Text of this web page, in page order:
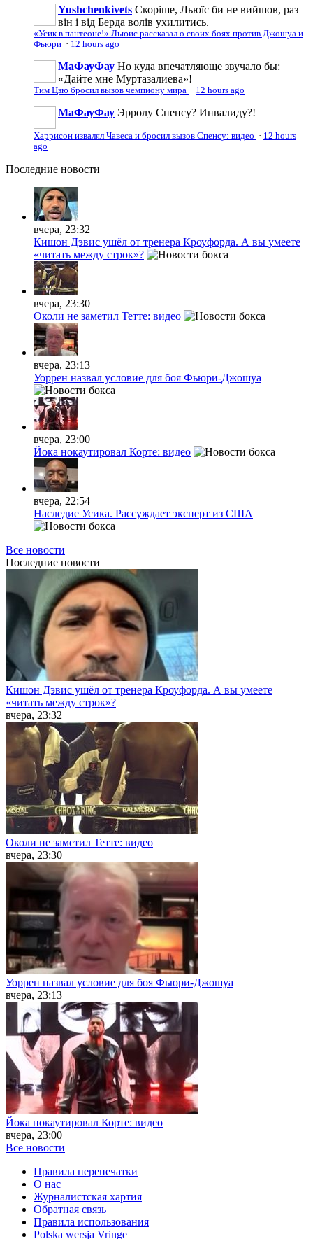
Yushchenkivets Скоріше, Льюїс би не вийшов, раз
він і від Берда волів ухилитись.
«Усик в пантеоне!» Льюис рассказал о своих боях против Джошуа и
Фьюри · 12 hours ago
МаФауФау Но куда впечатляюще звучало бы:
«Дайте мне Муртазалиева»!
Тим Цзю бросил вызов чемпиону мира · 12 hours ago
МаФауФау Эрролу Спенсу? Инвалиду?!
Харрисон извалял Чавеса и бросил вызов Спенсу: видео · 12 hours
ago
Последние новости
вчера, 23:32
Кишон Дэвис ушёл от тренера Кроуфорда. А вы умеете
«читать между строк»?
вчера, 23:30
Околи не заметил Тетте: видео
вчера, 23:13
Уоррен назвал условие для боя Фьюри-Джошуа
вчера, 23:00
Йока нокаутировал Корте: видео
вчера, 22:54
Наследие Усика. Рассуждает эксперт из США
Все новости
Последние новости
Кишон Дэвис ушёл от тренера Кроуфорда. А вы умеете
«читать между строк»?
вчера, 23:32
Околи не заметил Тетте: видео
вчера, 23:30
Уоррен назвал условие для боя Фьюри-Джошуа
вчера, 23:13
Йока нокаутировал Корте: видео
вчера, 23:00
Все новости
Правила перепечатки
О нас
Журналистская хартия
Обратная связь
Правила использования
Polska wersja Vringe